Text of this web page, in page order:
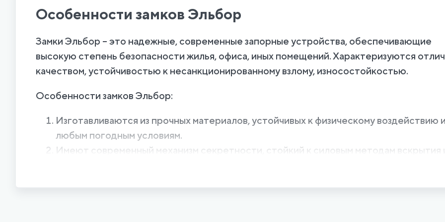
Особенности замков Эльбор
Замки Эльбор – это надежные, современные запорные устройства, обеспечивающие
высокую степень безопасности жилья, офиса, иных помещений. Характеризуются
качеством, устойчивостью к несанкционированному взлому, износостойкостью.
Особенности замков Эльбор:
Изготавливаются из прочных материалов, устойчивых к физическому воздействию и
любым погодным условиям.
Имеют современный механизм секретности, стойкий к силовым методам вскрытия